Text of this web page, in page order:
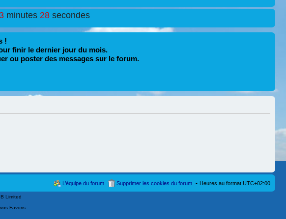
minutes 28 secondes
!
finir le dernier jour du mois.
ou poster des messages sur le forum.
Heures au format UTC+02:00
Supprimer les cookies du forum
L’équipe du forum
Limited
Favoris